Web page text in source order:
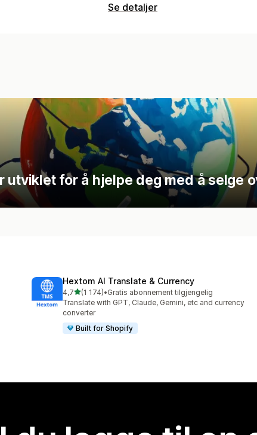
Se detaljer
utviklet for å hjelpe deg med å selge
Hextom AI Translate & Currency
4,7av 5 stjerner
(1 174)
Totalt 1174 omtaler
•Gratis abonnement tilgjengelig
Translate with GPT, Claude, Gemini, etc and currency
converter
Built for Shopify